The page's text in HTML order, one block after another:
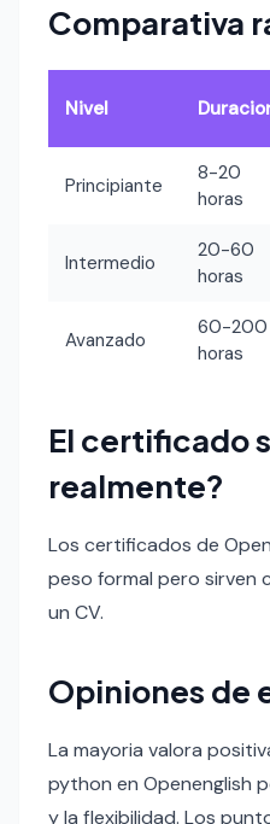
Comparativa
Nivel
Principiante
8-20
horas
Intermedio
20-60
horas
Avanzado
60-200
horas
El certificado
realmente?
Los certificados de
peso formal pero sirven
un CV.
Opiniones de
La mayoria valora
python en Openenglish
y la flexibilidad. Los